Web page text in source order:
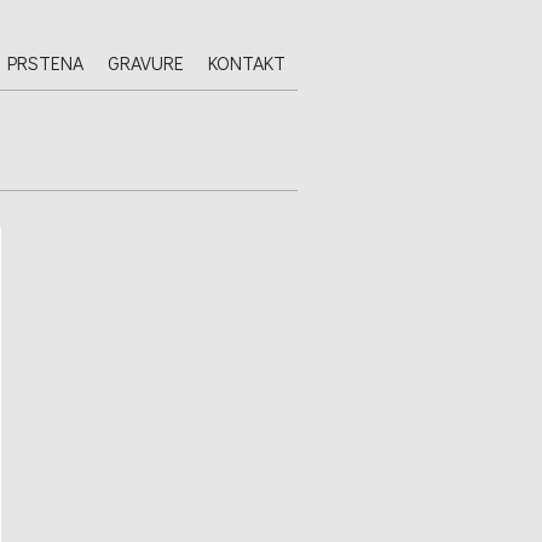
GRAVURE KONTAKT